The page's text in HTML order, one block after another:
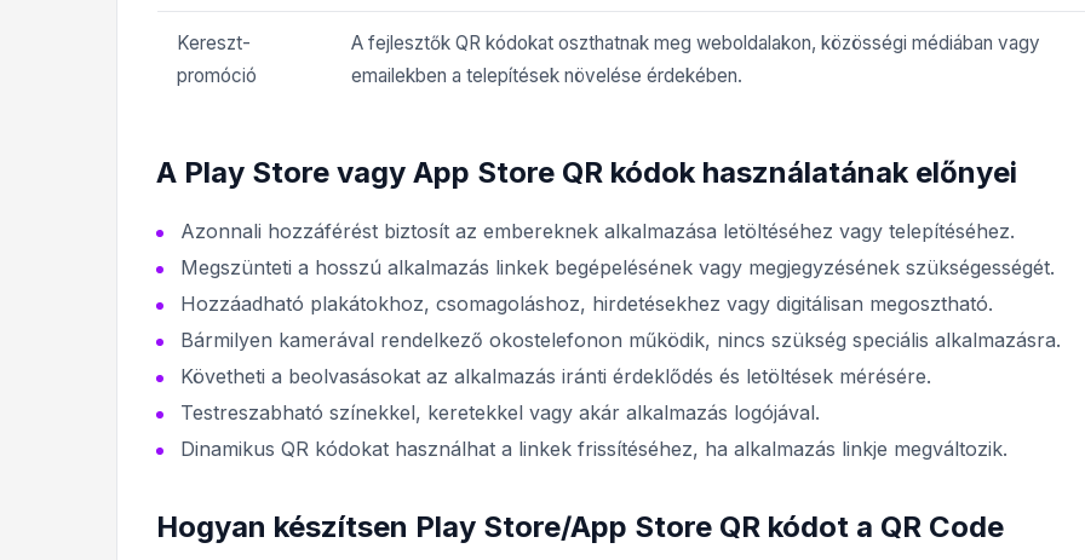
Kereszt-
promóció
A fejlesztők QR kódokat oszthatnak meg weboldalakon, közösségi médiában vagy
emailekben a telepítések növelése érdekében.
A Play Store vagy App Store QR kódok használatának előnyei
Azonnali hozzáférést biztosít az embereknek alkalmazása letöltéséhez vagy telepítéséhez.
Megszünteti a hosszú alkalmazás linkek begépelésének vagy megjegyzésének szükségességét.
Hozzáadható plakátokhoz, csomagoláshoz, hirdetésekhez vagy digitálisan megosztható.
Bármilyen kamerával rendelkező okostelefonon működik, nincs szükség speciális alkalmazásra.
Követheti a beolvasásokat az alkalmazás iránti érdeklődés és letöltések mérésére.
Testreszabható színekkel, keretekkel vagy akár alkalmazás logójával.
Dinamikus QR kódokat használhat a linkek frissítéséhez, ha alkalmazás linkje megváltozik.
Hogyan készítsen Play Store/App Store QR kódot a QR Code